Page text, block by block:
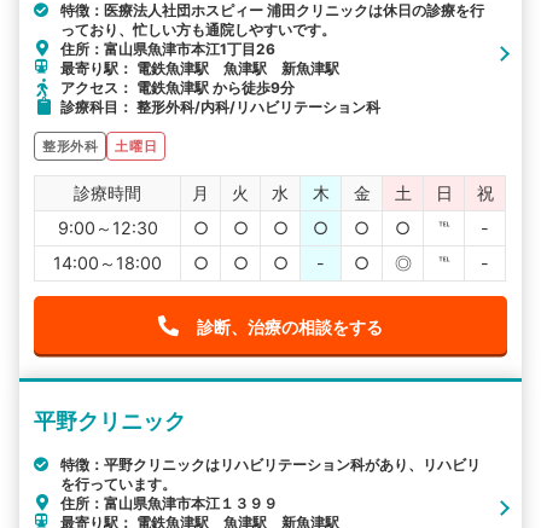
特徴：医療法人社団ホスピィー 浦田クリニックは休日の診療を行
っており、忙しい方も通院しやすいです。
住所：富山県魚津市本江1丁目26
最寄り駅： 電鉄魚津駅 魚津駅 新魚津駅
アクセス： 電鉄魚津駅 から徒歩9分
診療科目： 整形外科/内科/リハビリテーション科
整形外科 土曜日
診療時間 月 火 水 木 金 土 日
祝
9:00～12:30
○ ○ ○ ○ ○ ○ ℡
-
14:00～18:00
○ ○ ○ - ○ ◎ ℡ -
診断、治療の相談をする
平野クリニック
特徴：平野クリニックはリハビリテーション科があり、リハビリ
を行っています。
住所：富山県魚津市本江１３９９
最寄り駅： 電鉄魚津駅 魚津駅 新魚津駅